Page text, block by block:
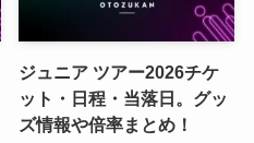
ジュニア ツアー2026チケ
ット・日程・当落日。グッ
ズ情報や倍率まとめ！